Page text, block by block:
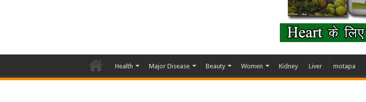
Health Major Disease Beauty Women Kidney Liver motapa